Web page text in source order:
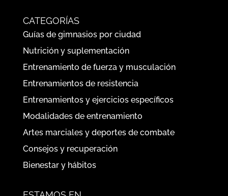
de pilates
CATEGORÍAS
Guías de gimnasios por ciudad
Nutrición y suplementación
Entrenamiento de fuerza y musculación
Entrenamientos de resistencia
Entrenamientos y ejercicios específicos
Modalidades de entrenamiento
Artes marciales y deportes de combate
Bienestar y hábitos